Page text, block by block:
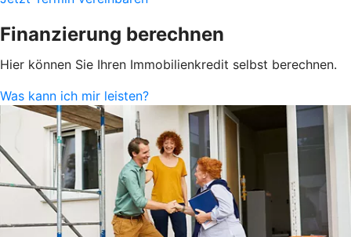
Finanzierung berechnen
Hier können Sie Ihren Immobilienkredit selbst berechnen.
Was kann ich mir leisten?